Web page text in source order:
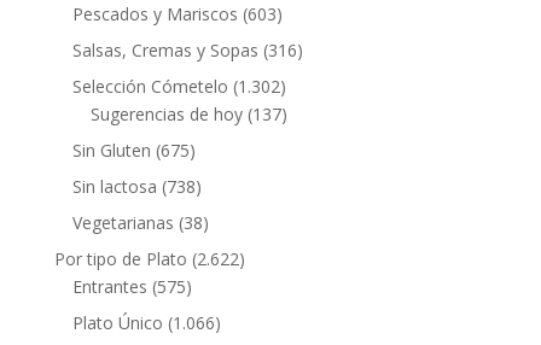
Pescados y Mariscos (603)
Salsas, Cremas y Sopas (316)
Selección Cómetelo (1.302)
Sugerencias de hoy(137)
Sin Gluten (675)
Sin lactosa (738)
Vegetarianas (38)
Por tipo de Plato (2.622)
Entrantes (575)
Plato Único (1.066)